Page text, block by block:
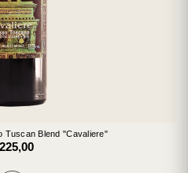
Tuscan Blend "Cavaliere"